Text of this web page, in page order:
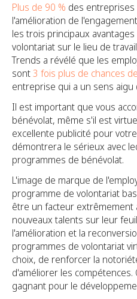
Plus de 90 % des
l'amélioration de
les trois principaux
volontariat sur le lieu de
Trends a révélé que les
sont3 fois plus de chances
entreprise qui a un sens aigu
Il est important que vous
bénévolat, même s'il est
excellente publicité pour
démontrera le sérieux avec
programmes de bénévolat.
L'image de marque de
programme de volontariat
être un facteur
nouveaux talents sur leur
l'amélioration et la
programmes de volontariat
choix, de renforcer la
d'améliorer les
gagnant pour le